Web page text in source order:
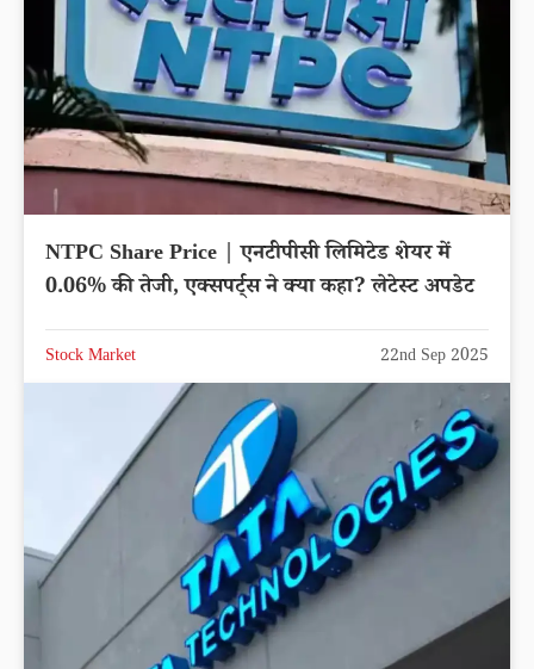
NTPC Share Price | एनटीपीसी लिमिटेड शेयर में
0.06% की तेजी, एक्सपर्ट्स ने क्या कहा? लेटेस्ट अपडेट
Stock Market 22nd Sep 2025